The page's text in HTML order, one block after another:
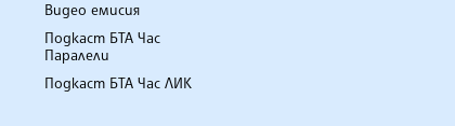
Видео емисия
Подкаст БТА Час
Паралели
Подкаст БТА Час ЛИК